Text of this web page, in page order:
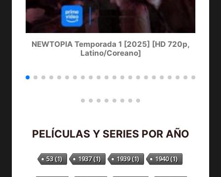
NEWTOPIA Temporada 1 [2025] [HD 720p,
Latino/Coreano]
PELÍCULAS Y SERIES POR AÑO
53(1) 1937(1) 1939(1) 1940(1)